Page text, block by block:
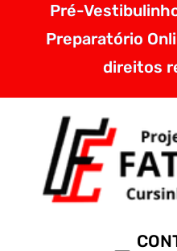
Pré-
Preparatório
direitos